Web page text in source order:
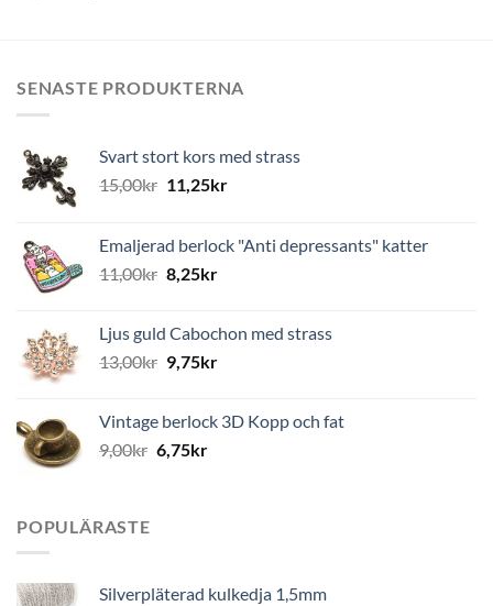
SENASTE PRODUKTERNA
Svart stort kors med strass
15,00kr 11,25kr
Emaljerad berlock "Anti depressants" katter
11,00kr 8,25kr
Ljus guld Cabochon med strass
13,00kr 9,75kr
Vintage berlock 3D Kopp och fat
9,00kr 6,75kr
POPULÄRASTE
Silverpläterad kulkedja 1,5mm